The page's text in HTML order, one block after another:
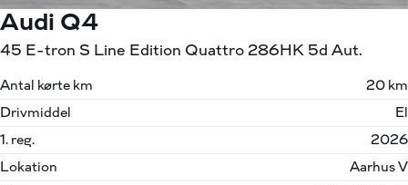
Audi Q4
45 E-tron S Line Edition Quattro 286HK 5d Aut.
Antal kørte km
20 km
Drivmiddel
El
1. reg.
2026
Lokation
Aarhus V